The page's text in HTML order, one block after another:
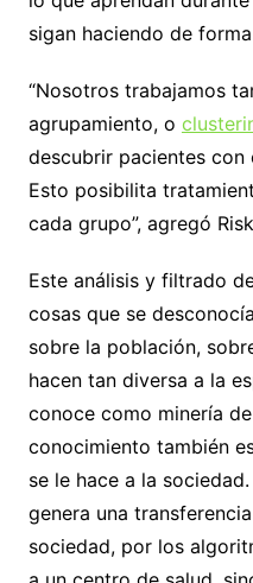
sigan haciendo de
“Nosotros trabajamos
agrupamiento, o
descubrir pacientes con
Esto posibilita
cada grupo”, agregó
Este análisis y filtrado
cosas que se
sobre la población,
hacen tan diversa a la
conoce como minería
conocimiento también
se le hace a la
genera una
sociedad, por los